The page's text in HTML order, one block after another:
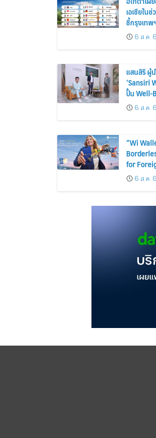
เอเชียใ
ชี้กรุงเทพ
ติดอันดับเ
6 ส.ค.
แสนสิริ ผู้
‘Sansiri
ปั้น Well-
เชื่อมที่อยู่
ไลฟ์สไตล์
6 ส.ค.
“Wi
for
6 ส.ค.